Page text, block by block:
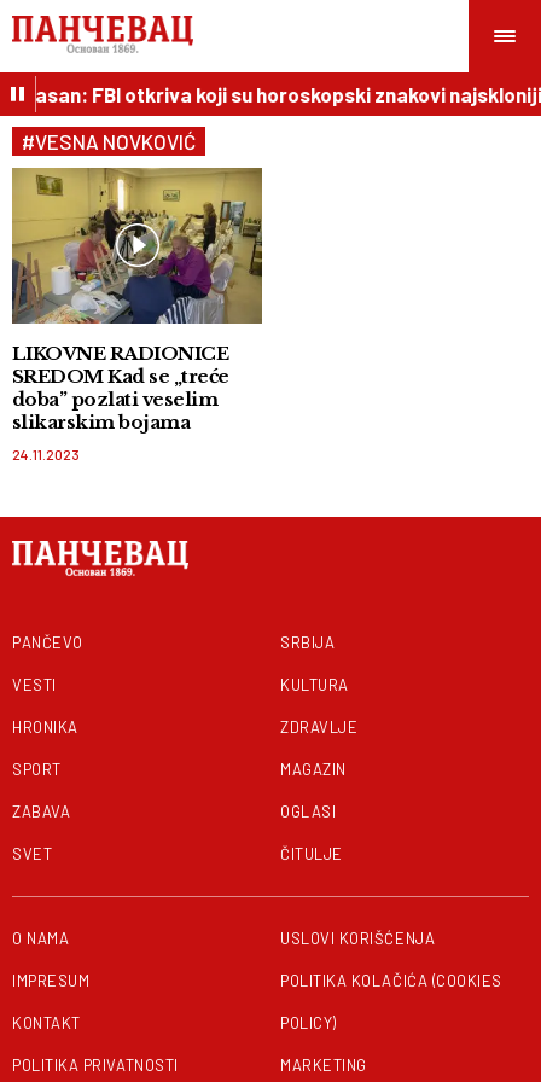
opasan: FBI otkriva koji su horoskopski znakovi
#VESNA NOVKOVIĆ
LIKOVNE RADIONICE
SREDOM Kad se „treće
doba” pozlati veselim
slikarskim bojama
24.11.2023
PANČEVO
VESTI
HRONIKA
SPORT
ZABAVA
SVET
SRBIJA
KULTURA
ZDRAVLJE
MAGAZIN
OGLASI
ČITULJE
O NAMA
IMPRESUM
KONTAKT
POLITIKA PRIVATNOSTI
USLOVI KORIŠĆENJA
POLITIKA KOLAČIĆA (COOKIES
POLICY)
MARKETING